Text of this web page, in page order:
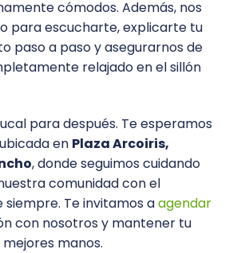
cómodos. Además, nos
para escucharte, explicarte tu
paso a paso y asegurarnos de
relajado en el sillón
para después. Te esperamos
en Plaza Arcoiris,
, donde seguimos cuidando
comunidad con el
siempre. Te invitamos aagendar
con nosotros y mantener tu
manos.